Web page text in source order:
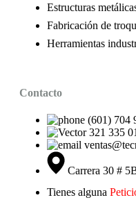
Estructuras
Fabricación de
Herramientas
Contacto
(601) 704
321 335
Carrera 30 #
Tienes alguna